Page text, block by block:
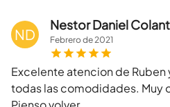
ND
Nestor Daniel
Febrerode2021
Excelente atencion de Ruben
todas las comodidades. Muy